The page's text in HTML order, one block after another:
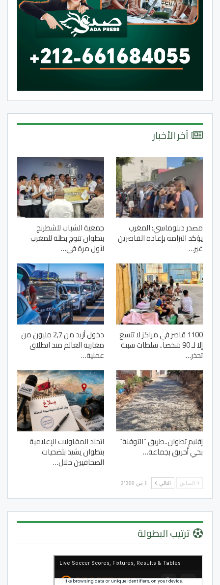
آخر الأخبار
مصدر دبلوماسي: المغرب
يؤكد التزامه بإعادة القاصرين
غير…
جمعية الشباب للشطرنج
بتطوان تتوج بطلة للمغرب
لأول مرة في…
1100 قاصر في مراكز لا تتسع
إلا لـ 90 شخصا.. سلطات سبتة
تحذر…
دخول أزيد من 2,7 مليون من
مغاربة العالم منذ انطلاق
عملية…
إقليم تطوان..طريق “التوفنة”
بحي أحريق بجماعة…
اتحاد المقاولات الإعلامية
بتطوان يشيد بتضحيات
الصحافيين خلال…
السابق التالي 1 من 2٬200
ترتيب البطولة